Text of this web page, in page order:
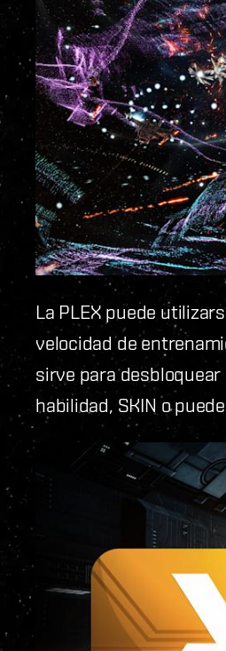
La PLEX puede
velocidad de
sirve para
habilidad, SKIN o